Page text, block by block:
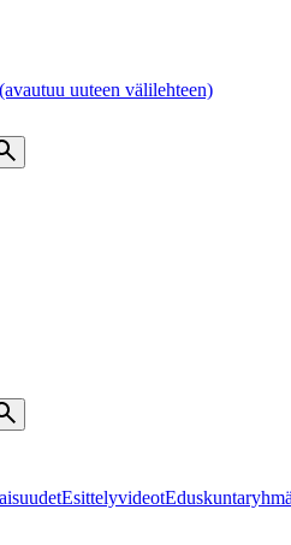
(avautuu uuteen välilehteen)
Esittelyvideot